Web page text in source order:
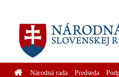
Národná rada Predseda